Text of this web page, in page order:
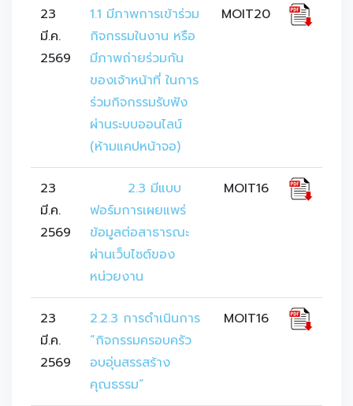
23
มี.ค.
2569
1.1 มีภาพการเข้าร่วม
กิจกรรมในงาน หรือ
มีภาพถ่ายร่วมกัน
ของเจ้าหน้าที่ ในการ
ร่วมกิจกรรมรับฟัง
ผ่านระบบออนไลน์
(ห้ามแคปหน้าจอ)
MOIT20
23
มี.ค.
2569
ฟอร์มการเผยแพร่
ข้อมูลต่อสาธารณะ
ผ่านเว็บไซต์ของ
หน่วยงาน
MOIT16
23
มี.ค.
2569
2.2.3 การดำเนินการ
“กิจกรรมครอบครัว
อบอุ่นสรรสร้าง
คุณธรรม”
MOIT16